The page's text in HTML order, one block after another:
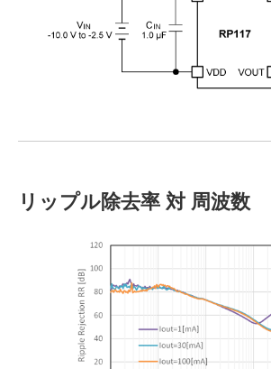
リップル除去率 対 周波数